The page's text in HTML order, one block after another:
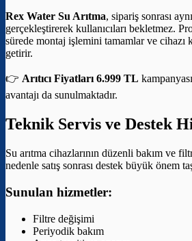
Rex Water Su Arıtma, sipariş sonrası
gerçekleştirerek kullanıcıları bekletmez.
sürede montaj işlemini tamamlar ve cihazı
getirir.
👉 Arıtıcı Fiyatları 6.999 TL
avantajı da sunulmaktadır.
Teknik Servis ve Destek
Su arıtma cihazlarının düzenli bakım ve
nedenle satış sonrası destek büyük önem
Sunulan hizmetler:
Filtre değişimi
Periyodik bakım